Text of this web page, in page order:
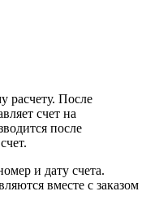
расчету. После
счет на
после
и дату счета.
вместе с заказом